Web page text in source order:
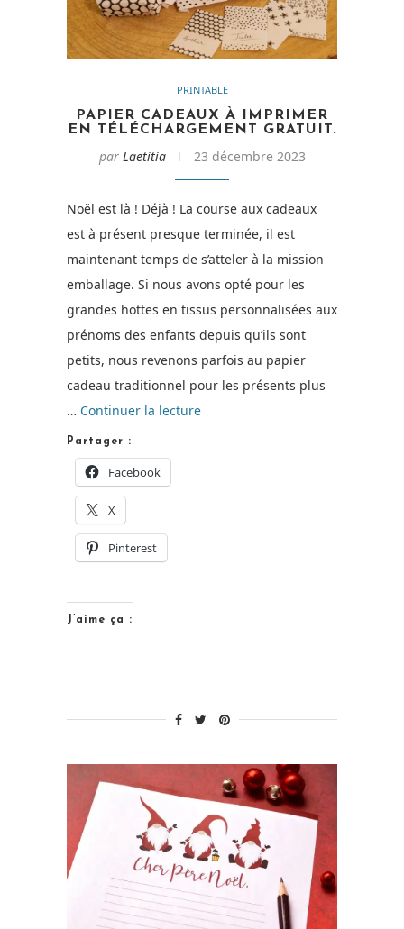
PRINTABLE
PAPIER CADEAUX À IMPRIMER
EN TÉLÉCHARGEMENT GRATUIT.
par Laetitia 23 décembre 2023
Noël est là ! Déjà ! La course aux cadeaux
est à présent presque terminée, il est
maintenant temps de s’atteler à la mission
emballage. Si nous avons opté pour les
grandes hottes en tissus personnalisées aux
prénoms des enfants depuis qu’ils sont
petits, nous revenons parfois au papier
cadeau traditionnel pour les présents plus
… Continuer la lecturede
Partager :
Facebook
X
Pinterest
J’aime ça :